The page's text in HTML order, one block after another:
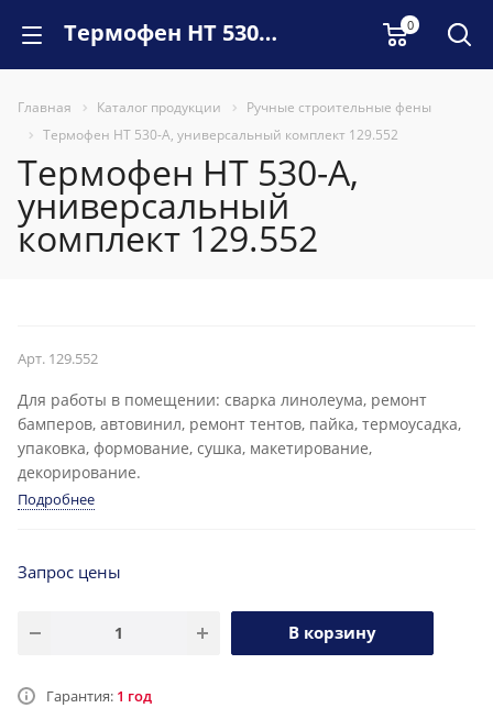
Термофен HT 530-A, универсальный комплект 129.552 0
Главная Каталог продукции
Ручные строительные фены
Термофен HT 530-A, универсальный комплект 129.552
Термофен HT 530-A,
универсальный
комплект 129.552
Арт. 129.552
Для работы в помещении: сварка линолеума, ремонт
бамперов, автовинил, ремонт тентов, пайка, термоусадка,
упаковка, формование, сушка, макетирование,
декорирование.
Подробнее
Запрос цены
В корзину
Гарантия: 1 год